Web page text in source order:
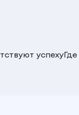
успеху